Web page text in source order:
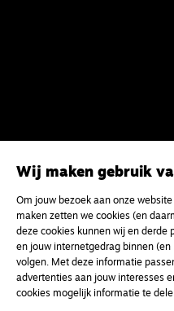
MagazineOnderweg
Onderweg is een
Wij maken gebruik
Om jouw bezoek aan onze
maken zetten we cookies (en
deze cookies kunnen wij en derde
en jouw internetgedrag binnen
volgen. Met deze informatie
advertenties aan jouw interesses
cookies mogelijk informatie te